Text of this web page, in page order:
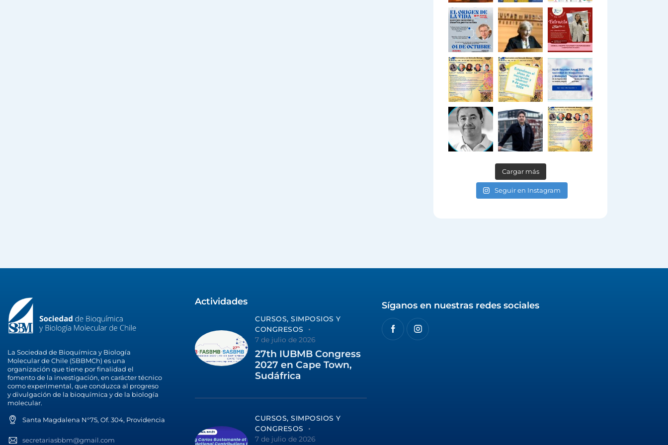
Cargar más
Seguir en Instagram
La Sociedad de Bioquímica y Biología
Molecular de Chile (SBBMCh) es una
organización que tiene por finalidad el
fomento de la investigación, en carácter técnico
como experimental, que conduzca al progreso
y divulgación de la bioquímica y de la biología
molecular.
Santa Magdalena N°75, Of. 304, Providencia
secretariasbbm@gmail.com
Actividades
CURSOS, SIMPOSIOS Y
CONGRESOS
7 de julio de 2026
27th IUBMB Congress
2027 en Cape Town,
Sudáfrica
CURSOS, SIMPOSIOS Y
CONGRESOS
7 de julio de 2026
Síganos en nuestras redes sociales